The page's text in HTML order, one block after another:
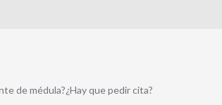
de médula?¿Hay que pedir cita?